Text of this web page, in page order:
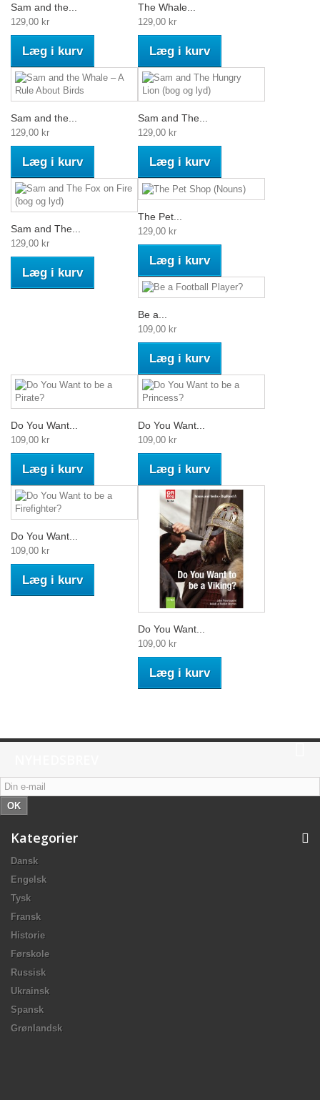
Sam and the...
129,00 kr
Læg i kurv
The Whale...
129,00 kr
Læg i kurv
Sam and the...
129,00 kr
Læg i kurv
Sam and The...
129,00 kr
Læg i kurv
Sam and The...
129,00 kr
Læg i kurv
The Pet...
129,00 kr
Læg i kurv
Be a...
109,00 kr
Læg i kurv
Do You Want...
109,00 kr
Læg i kurv
Do You Want...
109,00 kr
Læg i kurv
Do You Want...
109,00 kr
Læg i kurv
Do You Want...
109,00 kr
Læg i kurv
OK
Kategorier
Dansk
Engelsk
Tysk
Fransk
Historie
Førskole
Russisk
Ukrainsk
Spansk
Grønlandsk